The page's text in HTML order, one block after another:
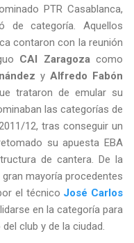
PTR Casablanca,
de categoría. Aquellos
contaron con la reunión
CAI Zaragoza como
yAlfredo Fabón
trataron de emular su
las categorías de
12, tras conseguir un
su apuesta EBA
de cantera. De la
mayoría procedentes
el técnico José Carlos
en la categoría para
club y de la ciudad.